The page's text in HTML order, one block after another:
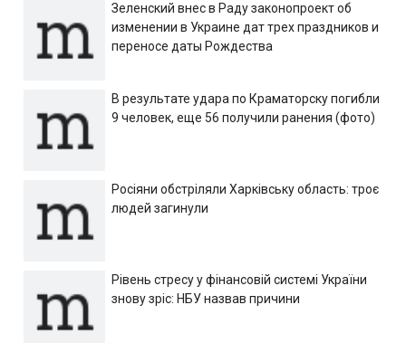
Зеленский внес в Раду законопроект об
изменении в Украине дат трех праздников и
переносе даты Рождества
В результате удара по Краматорску погибли
9 человек, еще 56 получили ранения (фото)
Росіяни обстріляли Харківську область: троє
людей загинули
Рівень стресу у фінансовій системі України
знову зріс: НБУ назвав причини